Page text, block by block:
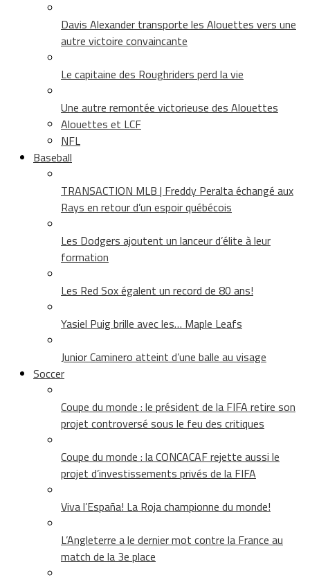
Davis Alexander transporte les Alouettes vers une
autre victoire convaincante
Le capitaine des Roughriders perd la vie
Une autre remontée victorieuse des Alouettes
Alouettes et LCF
NFL
Baseball
TRANSACTION MLB | Freddy Peralta échangé aux
Rays en retour d’un espoir québécois
Les Dodgers ajoutent un lanceur d’élite à leur
formation
Les Red Sox égalent un record de 80 ans!
Yasiel Puig brille avec les… Maple Leafs
Junior Caminero atteint d’une balle au visage
Soccer
Coupe du monde : le président de la FIFA retire son
projet controversé sous le feu des critiques
Coupe du monde : la CONCACAF rejette aussi le
projet d’investissements privés de la FIFA
Viva l’España! La Roja championne du monde!
L’Angleterre a le dernier mot contre la France au
match de la 3e place